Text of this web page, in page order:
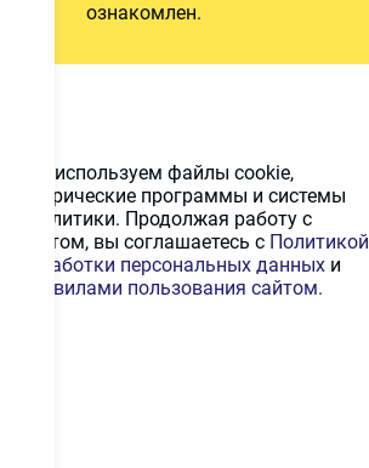
ознакомлен.
Мы используем файлы cookie,
метрические программы и системы
аналитики. Продолжая работу с
сайтом, вы соглашаетесь с Политикой
обработки персональных данных и
Правилами пользования сайтом.
ПОДПИСАТЬСЯ